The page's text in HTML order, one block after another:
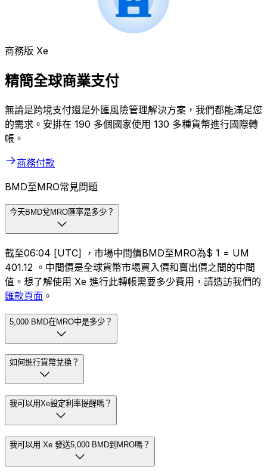
商務版 Xe
精簡全球商業支付
無論是跨境支付還是外匯風險管理解決方案，我們都能滿足您
的需求。安排在 190 多個國家使用 130 多種貨幣進行國際轉
帳。
商務付款
BMD至MRO常見問題
今天BMD兌MRO匯率是多少？
截至06:04 [UTC] ，市場中間價BMD至MRO為$ 1 = UM
401.12 。中間價是全球貨幣市場買入價和賣出價之間的中間
值。想了解使用 Xe 進行此轉帳需要多少費用，請造訪我們的
匯款頁面 。
5,000 BMD在MRO中是多少？
如何進行貨幣兌換？
我可以用Xe設定利率提醒嗎？
我可以用 Xe 發送5,000 BMD到MRO嗎？